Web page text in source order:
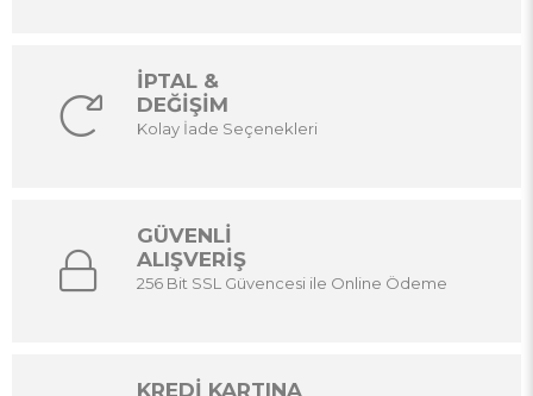
İPTAL &
DEĞİŞİM
Kolay İade Seçenekleri
GÜVENLİ
ALIŞVERİŞ
256 Bit SSL Güvencesi ile Online Ödeme
KREDİ KARTINA